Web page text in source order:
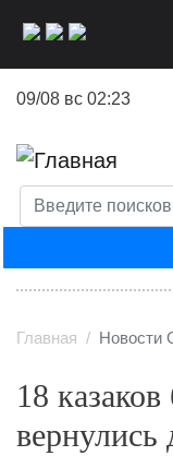
09/08 вс 02:23
Главная Новости
18